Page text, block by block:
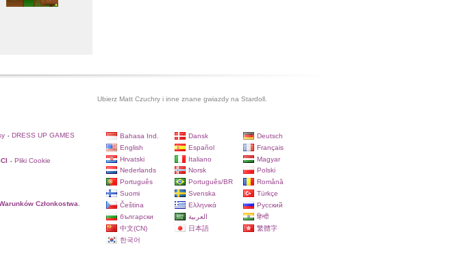
Ubierz Matt Czuchry i inne znane gwiazdy na Stardoll.
• DRESS UP GAMES
• Pliki Cookie
Członkostwa
Bahasa Ind. Dansk
Deutsch
English
Español
Français
Hrvatski
Italiano
Magyar
Nederlands
Norsk
Polski
Português
Português/BR
Română
Suomi
Svenska
Türkçe
Čeština
Ελληνικά
Русский
български
العربية
हिन्दी
中文(CN)
日本語
繁體字
한국어